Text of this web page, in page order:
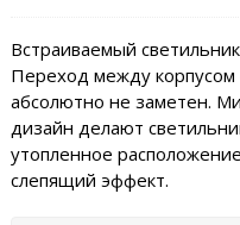
Встраиваемый
Переход между корпусом
абсолютно не заметен.
дизайн делают
утопленное
слепящий эффект.